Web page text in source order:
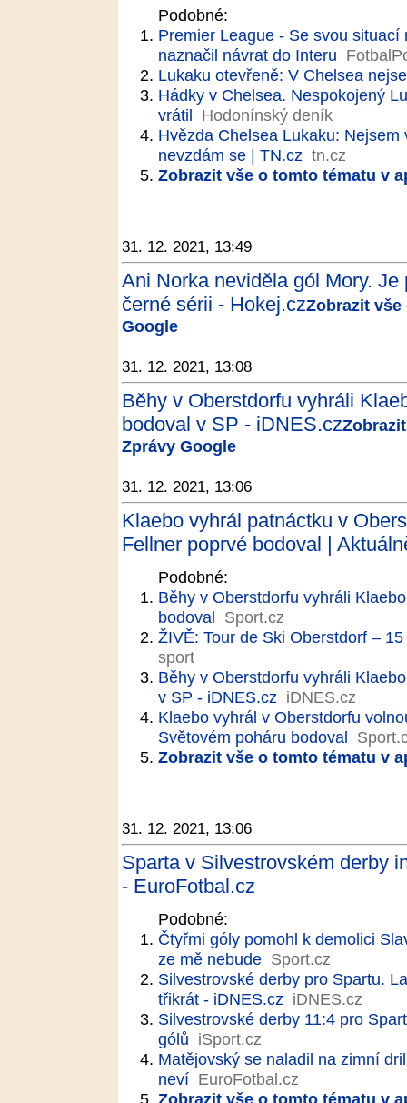
Podobné:
Premier League - Se svou
naznačil návrat do Interu
Lukaku otevřeně: V Chelsea
Hádky v Chelsea. Nespokojený
vrátil Hodonínský deník
Hvězda Chelsea Lukaku:
nevzdám se | TN.cz tn.cz
Zobrazit vše o tomto tématu v
31. 12. 2021, 13:49
Ani Norka neviděla gól Mory.
černé sérii - Hokej.czZobrazit
Google
31. 12. 2021, 13:08
Běhy v Oberstdorfu vyhráli
bodoval v SP - iDNES.cz
Zprávy Google
31. 12. 2021, 13:06
Klaebo vyhrál patnáctku v
Fellner poprvé bodoval |
Podobné:
Běhy v Oberstdorfu vyhráli
bodoval Sport.cz
ŽIVĚ: Tour de Ski Oberstdorf –
sport
Běhy v Oberstdorfu vyhráli
v SP - iDNES.cz iDNES.cz
Klaebo vyhrál v Oberstdorfu
Světovém poháru bodoval
Zobrazit vše o tomto tématu v
31. 12. 2021, 13:06
Sparta v Silvestrovském derby
- EuroFotbal.cz
Podobné:
Čtyřmi góly pomohl k demolici
ze mě nebude Sport.cz
Silvestrovské derby pro Spartu.
třikrát - iDNES.cz iDNES.cz
Silvestrovské derby 11:4 pro
gólů iSport.cz
Matějovský se naladil na zimní
neví EuroFotbal.cz
Zobrazit vše o tomto tématu v